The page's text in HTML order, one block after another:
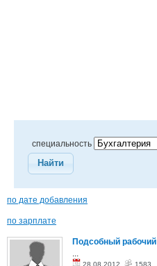
специальность
Найти
по дате добавления
по зарплате
Подсобный рабочий
28.08.2012 1583